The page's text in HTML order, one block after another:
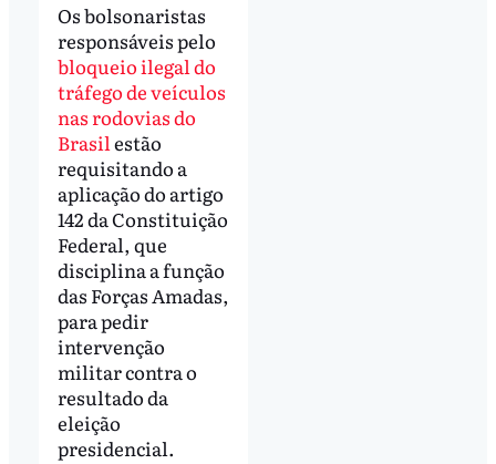
Os bolsonaristas
responsáveis pelo
bloqueio ilegal do
tráfego de veículos
nas rodovias do
Brasilestão
requisitando a
aplicação do artigo
142 da Constituição
Federal, que
disciplina a função
das Forças Amadas,
para pedir
intervenção
militar contra o
resultado da
eleição
presidencial.